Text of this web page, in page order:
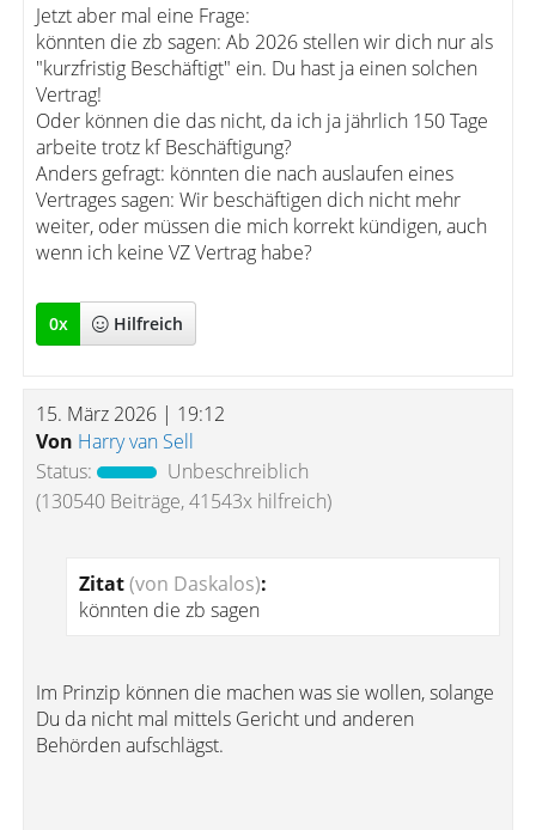
Jetzt aber mal eine Frage:
könnten die zb sagen: Ab 2026 stellen wir dich nur als
"kurzfristig Beschäftigt" ein. Du hast ja einen solchen
Vertrag!
Oder können die das nicht, da ich ja jährlich 150 Tage
arbeite trotz kf Beschäftigung?
Anders gefragt: könnten die nach auslaufen eines
Vertrages sagen: Wir beschäftigen dich nicht mehr
weiter, oder müssen die mich korrekt kündigen, auch
wenn ich keine VZ Vertrag habe?
0x Hilfreich
15. März 2026 | 19:12
Von Harry van Sell
Status:
Unbeschreiblich
(130540 Beiträge, 41543x hilfreich)
Zitat(von Daskalos):
könnten die zb sagen
Im Prinzip können die machen was sie wollen, solange
Du da nicht mal mittels Gericht und anderen
Behörden aufschlägst.